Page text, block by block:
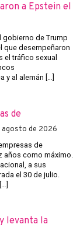
a Epstein el
gobierno de Trump
que desempeñaron
el tráfico sexual
y al alemán […]
de
agosto de 2026
de
como máximo.
a sus
el 30 de julio.
levanta la